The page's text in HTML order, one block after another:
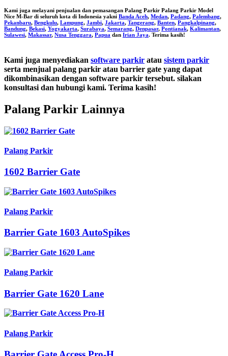
Kami juga melayani penjualan dan pemasangan Palang Parkir Palang Parkir Model
Nice M-Bar di seluruh kota di Indonesia yakni Banda Aceh, Medan, Padang, Palembang,
Pekanbaru, Bengkulu, Lampung, Jambi, Jakarta, Tangerang, Banten, Pangkalpinang,
Bandung, Bekasi, Yogyakarta, Surabaya, Semarang, Denpasar, Pontianak, Kalimantan,
Sulawesi, Makassar, Nusa Tenggara, Papua dan Irian Jaya. Terima kasih!
Kami juga menyediakan software parkir atau sistem parkir
serta menjual palang parkir atau barrier gate yang dapat
dikombinasikan dengan software parkir tersebut. silakan
konsultasi dan hubungi kami. Terima kasih!
Palang Parkir Lainnya
Palang Parkir
1602 Barrier Gate
Palang Parkir
Barrier Gate 1603 AutoSpikes
Palang Parkir
Barrier Gate 1620 Lane
Palang Parkir